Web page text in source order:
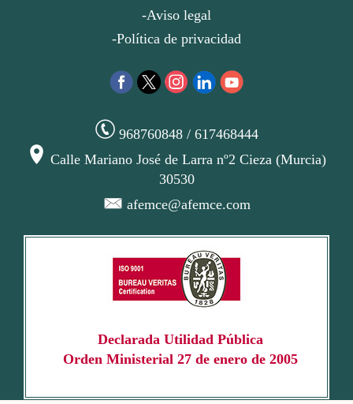
-Aviso legal
-Política de privacidad
968760848 / 617468444
Calle Mariano José de Larra nº2 Cieza (Murcia)
30530
afemce@afemce.com
Declarada Utilidad Pública
Orden Ministerial 27 de enero de 2005